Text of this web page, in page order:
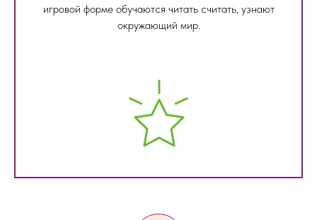
игровой форме обучаются читать считать, узнают
окружающий мир.